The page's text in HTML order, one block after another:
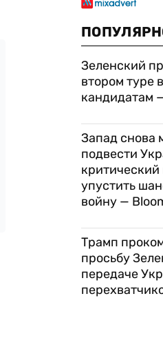
Зеленский
втором туре
кандидатам
Запад снова
подвести
упустить
войну —
Трамп
просьбу
передаче